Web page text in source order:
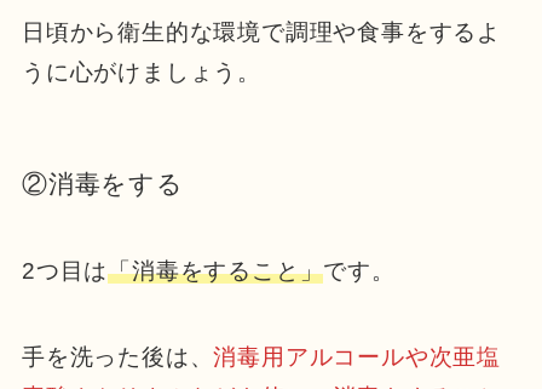
日頃から衛生的な環境で調理や食事をするよ
うに心がけましょう。
②消毒をする
2つ目は「消毒をすること」です。
手を洗った後は、消毒用アルコールや次亜塩